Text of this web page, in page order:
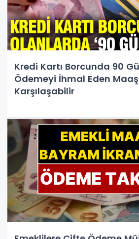
Kredi Kartı Borcunda 90
Ödemeyi İhmal Eden
Karşılaşabilir